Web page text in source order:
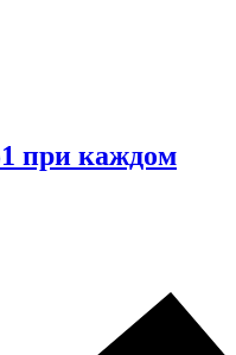
при каждом